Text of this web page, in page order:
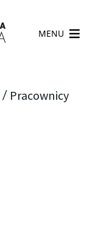
MENU
/ Pracownicy